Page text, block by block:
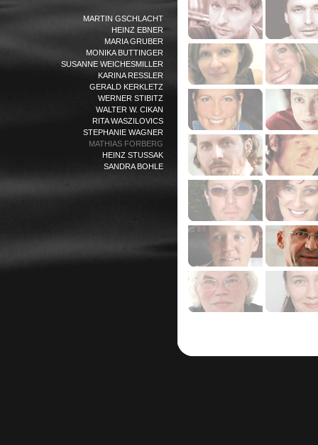
MARTIN GSCHLACHT
HEINZ EBNER
MARIA GRUBER
MONIKA BUTTINGER
SUSANNE WEICHESMILLER
KARINA RESSLER
GERALD KERKLETZ
WERNER STIBITZ
WALTER W. CIKAN
RITA WASZILOVICS
STEPHANIE WAGNER
MATHIAS FORBERG
HEINZ STUSSAK
SANDRA BOHLE